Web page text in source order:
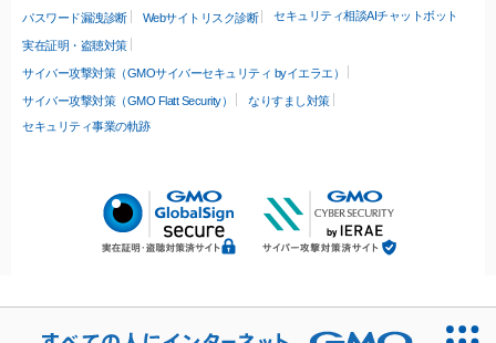
パスワード漏洩診断 Webサイトリスク診断 セキュリティ相談AIチャットボット
実在証明・盗聴対策
サイバー攻撃対策（GMOサイバーセキュリティ byイエラエ）
サイバー攻撃対策（GMO Flatt Security）
なりすまし対策
セキュリティ事業の軌跡